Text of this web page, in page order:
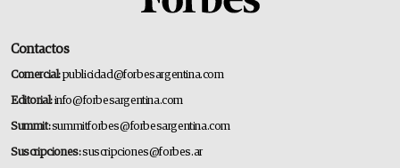
Contactos
Comercial:publicidad@forbesargentina.com
Editorial:info@forbesargentina.com
Summit:summitforbes@forbesargentina.com
Suscripciones:suscripciones@forbes.ar